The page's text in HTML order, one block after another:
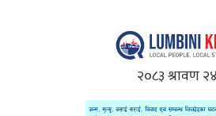
२०८३ श्रावण २४